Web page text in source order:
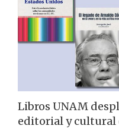
Libros UNAM
editorial y cultural